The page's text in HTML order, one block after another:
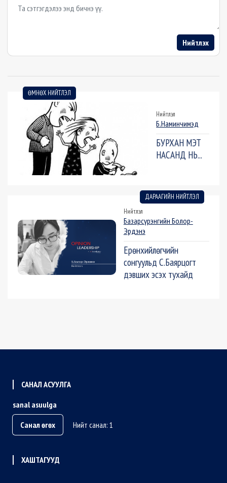
Example textarea
Нийтлэх
ӨМНӨХ НИЙТЛЭЛ
Нийтлэл
Б.Наминчимэд
БУРХАН МЭТ
НАСАНД НЬ...
ДАРААГИЙН НИЙТЛЭЛ
Нийтлэл
Базарсүрэнгийн Болор-
Эрдэнэ
Ерөнхийлөгчийн
сонгуульд С.Баярцогт
дэвших эсэх тухайд
САНАЛ АСУУЛГА
sanal asuulga
Санал өгөх
Нийт санал: 1
ХАШТАГУУД